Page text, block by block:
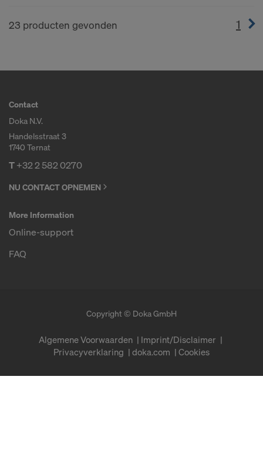
23 producten gevonden 1
Contact
Doka N.V.
Handelsstraat 3
1740 Ternat
T+32 2 582 0270
NU CONTACT OPNEMEN
More Information
Online-support
FAQ
Copyright © Doka GmbH
Algemene Voorwaarden
Imprint/Disclaimer
Privacyverklaring
doka.com Cookies